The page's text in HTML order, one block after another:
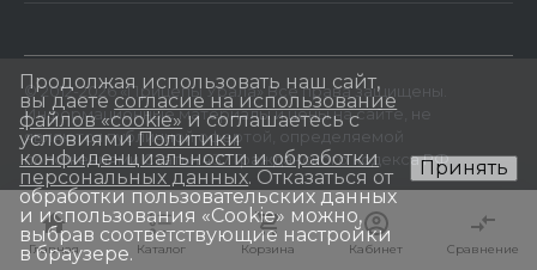
Главная Каталог Корзина Кабинет Сравнение
Главная Каталог Корзина Кабинет Сравнение
© 2012-2026 «Прицепы Урала» Все права защищены.
Информационные материалы и цены на сайте, не
являются публичной офертой, определяемой
положениями Статьи 437 Гражданского кодекса РФ.
Продолжая использовать наш сайт,
вы даете согласие на использование
файлов «cookie» и соглашаетесь с
условиямиПолитики
конфиденциальности и обработки
персональных данных. Отказаться от
обработки пользовательских данных
и использования «Сookie» можно,
выбрав соответствующие настройки
в браузере.
Принять